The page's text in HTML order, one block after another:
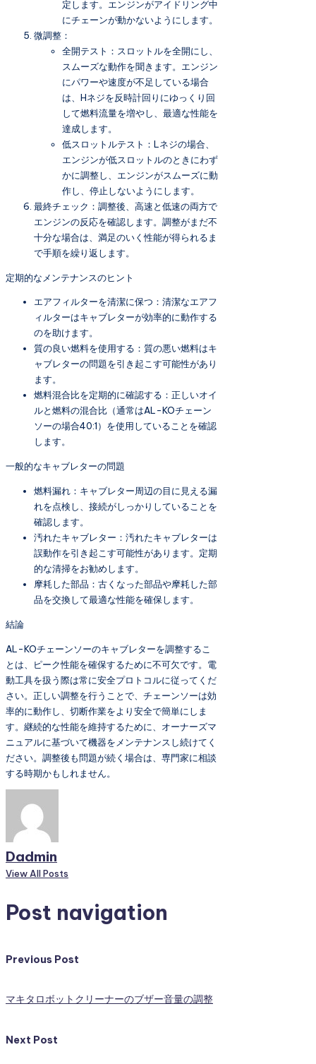
定します。エンジンがアイドリング中
にチェーンが動かないようにします。
微調整：
全開テスト：スロットルを全開にし、
スムーズな動作を聞きます。エンジン
にパワーや速度が不足している場合
は、Hネジを反時計回りにゆっくり回
して燃料流量を増やし、最適な性能を
達成します。
低スロットルテスト：Lネジの場合、
エンジンが低スロットルのときにわず
かに調整し、エンジンがスムーズに動
作し、停止しないようにします。
最終チェック：調整後、高速と低速の両方で
エンジンの反応を確認します。調整がまだ不
十分な場合は、満足のいく性能が得られるま
で手順を繰り返します。
定期的なメンテナンスのヒント
エアフィルターを清潔に保つ：清潔なエアフ
ィルターはキャブレターが効率的に動作する
のを助けます。
質の良い燃料を使用する：質の悪い燃料はキ
ャブレターの問題を引き起こす可能性があり
ます。
燃料混合比を定期的に確認する：正しいオイ
ルと燃料の混合比（通常はAL-KOチェーン
ソーの場合40:1）を使用していることを確認
します。
一般的なキャブレターの問題
燃料漏れ：キャブレター周辺の目に見える漏
れを点検し、接続がしっかりしていることを
確認します。
汚れたキャブレター：汚れたキャブレターは
誤動作を引き起こす可能性があります。定期
的な清掃をお勧めします。
摩耗した部品：古くなった部品や摩耗した部
品を交換して最適な性能を確保します。
結論
AL-KOチェーンソーのキャブレターを調整するこ
とは、ピーク性能を確保するために不可欠です。電
動工具を扱う際は常に安全プロトコルに従ってくだ
さい。正しい調整を行うことで、チェーンソーは効
率的に動作し、切断作業をより安全で簡単にしま
す。継続的な性能を維持するために、オーナーズマ
ニュアルに基づいて機器をメンテナンスし続けてく
ださい。調整後も問題が続く場合は、専門家に相談
する時期かもしれません。
Dadmin
View All Posts
Post navigation
Previous Post
マキタロボットクリーナーのブザー音量の調整
Next Post